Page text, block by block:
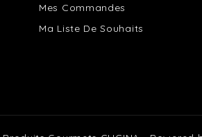
Mes Commandes
Ma Liste De Souhaits